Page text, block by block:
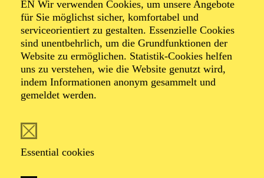
EN Wir verwenden Cookies, um unsere Angebote
für Sie möglichst sicher, komfortabel und
serviceorientiert zu gestalten. Essenzielle Cookies
sind unentbehrlich, um die Grundfunktionen der
Website zu ermöglichen. Statistik-Cookies helfen
uns zu verstehen, wie die Website genutzt wird,
indem Informationen anonym gesammelt und
gemeldet werden.
Essential cookies
HOFNER GMBH
TICKETS
55,20 52,70€
EN: SCHAUSPIEL ESSEN
05.09.2026
19:30 - 21:30